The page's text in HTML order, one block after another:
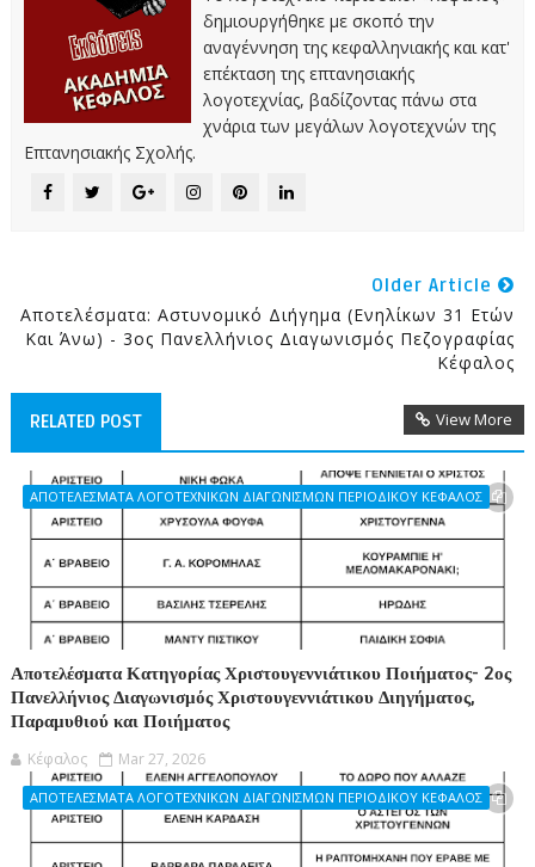
δημιουργήθηκε με σκοπό την
αναγέννηση της κεφαλληνιακής και κατ'
επέκταση της επτανησιακής
λογοτεχνίας, βαδίζοντας πάνω στα
χνάρια των μεγάλων λογοτεχνών της
Επτανησιακής Σχολής.
Older Article
Αποτελέσματα: Αστυνομικό Διήγημα (Ενηλίκων 31 Ετών
Και Άνω) - 3ος Πανελλήνιος Διαγωνισμός Πεζογραφίας
Κέφαλος
RELATED POST View More
ΑΠΟΤΕΛΕΣΜΑΤΑ ΛΟΓΟΤΕΧΝΙΚΩΝ ΔΙΑΓΩΝΙΣΜΩΝ ΠΕΡΙΟΔΙΚΟΥ ΚΕΦΑΛΟΣ
Αποτελέσματα Κατηγορίας Χριστουγεννιάτικου Ποιήματος- 2ος
Πανελλήνιος Διαγωνισμός Χριστουγεννιάτικου Διηγήματος,
Παραμυθιού και Ποιήματος
Κέφαλος Mar 27, 2026
ΑΠΟΤΕΛΕΣΜΑΤΑ ΛΟΓΟΤΕΧΝΙΚΩΝ ΔΙΑΓΩΝΙΣΜΩΝ ΠΕΡΙΟΔΙΚΟΥ ΚΕΦΑΛΟΣ